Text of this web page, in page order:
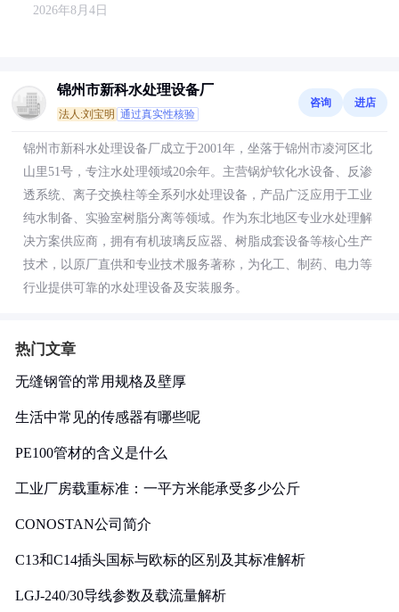
2026年8月4日
锦州市新科水处理设备厂
法人:刘宝明 通过真实性核验
咨询 进店
锦州市新科水处理设备厂成立于2001年，坐落于锦州市凌河区北
山里51号，专注水处理领域20余年。主营锅炉软化水设备、反渗
透系统、离子交换柱等全系列水处理设备，产品广泛应用于工业
纯水制备、实验室树脂分离等领域。作为东北地区专业水处理解
决方案供应商，拥有有机玻璃反应器、树脂成套设备等核心生产
技术，以原厂直供和专业技术服务著称，为化工、制药、电力等
行业提供可靠的水处理设备及安装服务。
热门文章
无缝钢管的常用规格及壁厚
生活中常见的传感器有哪些呢
PE100管材的含义是什么
工业厂房载重标准：一平方米能承受多少公斤
CONOSTAN公司简介
C13和C14插头国标与欧标的区别及其标准解析
LGJ-240/30导线参数及载流量解析